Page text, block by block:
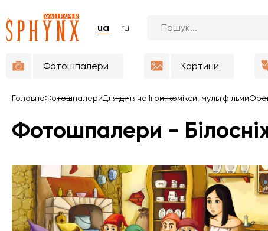
ua ru
Фотошпалери Картини
ГоловнаФотошпалериДля дитячоїІгри, комікси, мультфільми
Фотошпалери -